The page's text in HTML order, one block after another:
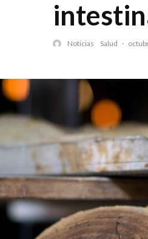
Noticias Salud ·